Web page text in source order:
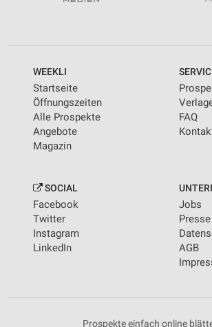
WEEKLI
Startseite
Öffnungszeiten
Alle Prospekte
Angebote
Magazin
FAQ
SOCIAL
Facebook
Twitter
Instagram
LinkedIn
Jobs
Presse
AGB
Prospekte einfach online